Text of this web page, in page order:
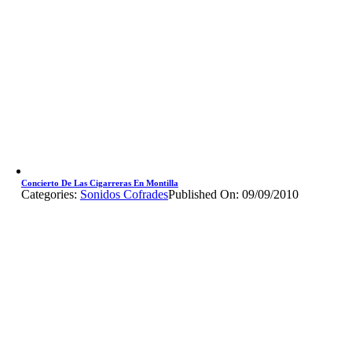
Concierto De Las Cigarreras En Montilla
Categories: Sonidos CofradesPublished On: 09/09/2010